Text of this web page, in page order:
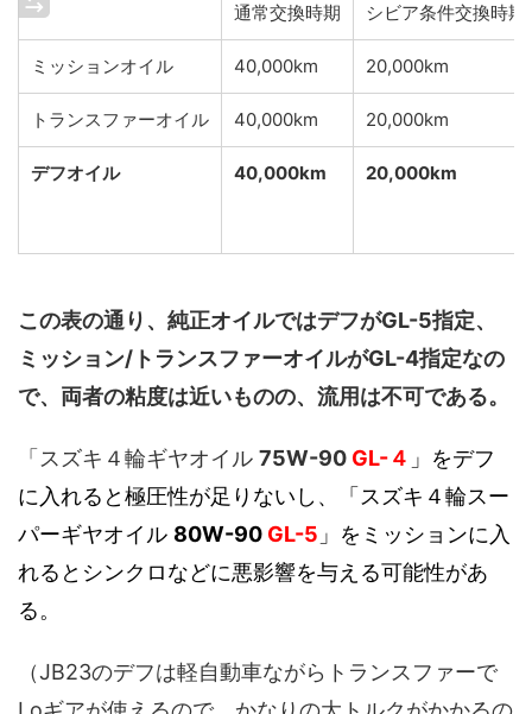
通常交換時期 シビア条件交換時期
ミッションオイル 40,000km 20,000km
トランスファーオイル 40,000km 20,000km
デフオイル 40,000km 20,000km
この表の通り、純正オイルではデフがGL-5指定、
ミッション/トランスファーオイルがGL-4指定なの
で、両者の粘度は近いものの、流用は不可である。
「スズキ４輪ギヤオイル 75W-90 GL-４ 」をデフ
に入れると極圧性が足りないし、「スズキ４輪スー
パーギヤオイル 80W-90 GL-5 」をミッションに入
れるとシンクロなどに悪影響を与える可能性があ
る。
（JB23のデフは軽自動車ながらトランスファーで